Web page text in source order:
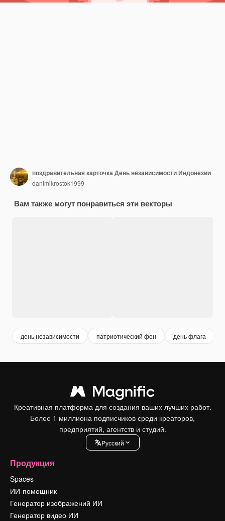
поздравительная карточка День независимости Индонезии
danimikrostok1999
Вам также могут понравиться эти векторы
день независимости патриотический фон день флага
Креативная платформа для создания ваших лучших работ.
Более 1 миллиона подписчиков среди креаторов,
предприятий, агентств и студий.
Pусский
Продукция
Spaces
ИИ-помощник
Генератор изображений ИИ
Генератор видео ИИ